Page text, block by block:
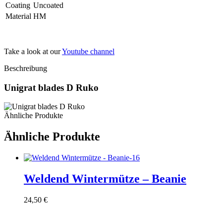
Coating Uncoated
Material HM
Take a look at ourYoutube channel
Beschreibung
Unigrat blades D Ruko
Ähnliche Produkte
Ähnliche Produkte
Weldend Wintermütze – Beanie
24,50 €